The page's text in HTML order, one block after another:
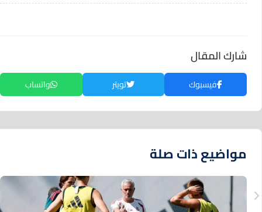
شارك المقال
فيسبوك تويتر واتساب
مواضيع ذات صلة